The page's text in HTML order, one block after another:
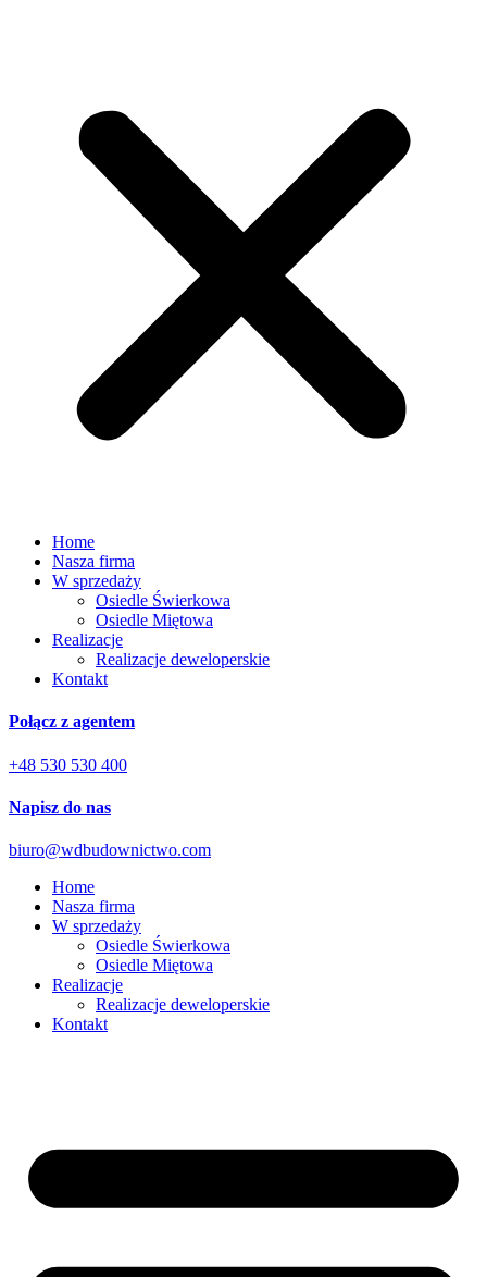
Home
Nasza firma
W sprzedaży
Osiedle Świerkowa
Osiedle Miętowa
Realizacje
Realizacje deweloperskie
Kontakt
Połącz z agentem
+48 530 530 400
Napisz do nas
biuro@wdbudownictwo.com
Home
Nasza firma
W sprzedaży
Osiedle Świerkowa
Osiedle Miętowa
Realizacje
Realizacje deweloperskie
Kontakt